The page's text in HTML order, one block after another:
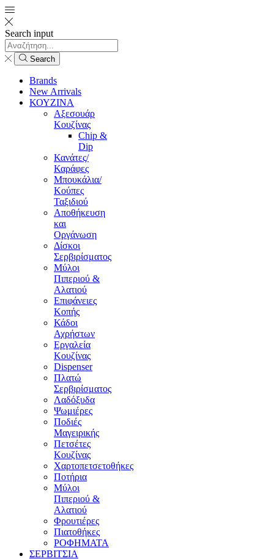
Search input
Search
Brands
New Arrivals
ΚΟΥΖΙΝΑ
Αξεσουάρ
Κουζίνας
Chip &
Dip
Κανάτες/
Καράφες
Μπουκάλια/
Κούπες
Ταξιδιού
Αποθήκευση
και
Οργάνωση
Δίσκοι
Σερβιρίσματος
Μύλοι
Πιπεριού &
Αλατιού
Επιφάνειες
Κοπής
Κάδοι
Αχρήστων
Εργαλεία
Κουζίνας
Dispenser
Πλατώ
Σερβιρίσματος
Λαδόξυδα
Ψωμιέρες
Ποδιές
Μαγειρικής
Πετσέτες
Κουζίνας
Χαρτοπετσετοθήκες
Ποτήρια
Μύλοι
Πιπεριού &
Αλατιού
Φρουτιέρες
Πιατοθήκες
ΡΟΦΗΜΑΤΑ
ΣΕΡΒΙΤΣΙΑ